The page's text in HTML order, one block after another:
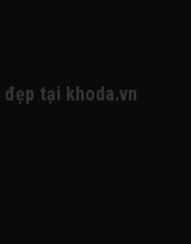
đẹp tại khoda.vn